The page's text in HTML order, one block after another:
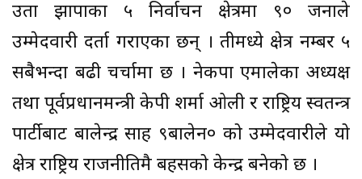
उता झापाका ५ निर्वाचन क्षेत्रमा ९० जनाले
उम्मेदवारी दर्ता गराएका छन् । तीमध्ये क्षेत्र नम्बर ५
सबैभन्दा बढी चर्चामा छ । नेकपा एमालेका अध्यक्ष
तथा पूर्वप्रधानमन्त्री केपी शर्मा ओली र राष्ट्रिय स्वतन्त्र
पार्टीबाट बालेन्द्र साह ९बालेन० को उम्मेदवारीले यो
क्षेत्र राष्ट्रिय राजनीतिमै बहसको केन्द्र बनेको छ ।